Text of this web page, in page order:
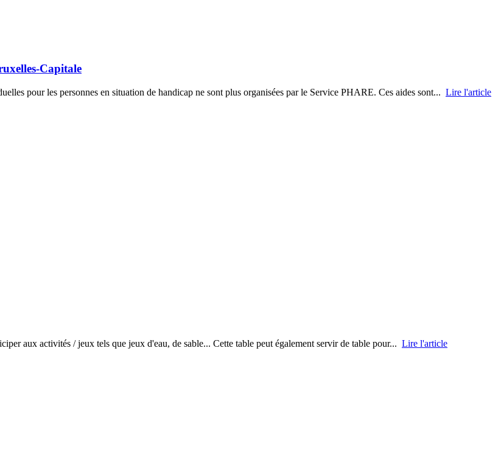
Capitale
pour les personnes en situation de handicap ne sont plus organisées par le Service PHARE. Ces aides sont... Lire l'article
aux activités / jeux tels que jeux d'eau, de sable... Cette table peut également servir de table pour... Lire l'article